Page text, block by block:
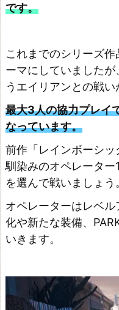
です。
これまでのシリーズ
ーマにしていました
うエイリアンとの戦い
最大3人の協力プレイ
なっています。
前作「レインボーシ
馴染みのオペレータ
を選んで戦いましょう
オペレーターはレベ
化や新たな装備、
いきます。